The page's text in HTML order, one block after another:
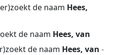
de naam Hees,
de naam Hees, van
de naam Hees, van -